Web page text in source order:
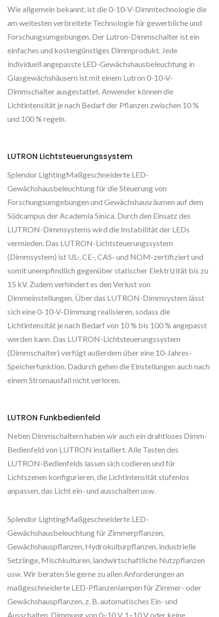
Wie allgemein bekannt, ist die 0-10-V-Dimmtechnologie die
am weitesten verbreitete Technologie für gewerbliche und
Forschungsumgebungen. Der Lutron-Dimmschalter ist ein
einfaches und kostengünstiges Dimmprodukt. Jede
individuell angepasste LED-Gewächshausbeleuchtung in
Glasgewächshäusern ist mit einem Lutron 0-10-V-
Dimmschalter ausgestattet. Anwender können die
Lichtintensität je nach Bedarf der Pflanzen zwischen 10 %
und 100 % regeln.
LUTRON Lichtsteuerungssystem
Splendor LightingMaßgeschneiderte LED-
Gewächshausbeleuchtung für die Steuerung von
Forschungsumgebungen und Gewächshausräumen auf dem
Südcampus der Academia Sinica. Durch den Einsatz des
LUTRON-Dimmsystems wird die Instabilität der LEDs
vermieden. Das LUTRON-Lichtsteuerungssystem
(Dimmsystem) ist UL-, CE-, CAS- und NOM-zertifiziert und
somit unempfindlich gegenüber statischer Elektrizität bis zu
15 kV. Zudem verhindert es den Verlust von
Dimmeinstellungen. Über das LUTRON-Dimmsystem lässt
sich eine 0-10-V-Dimmung realisieren, sodass die
Lichtintensität je nach Bedarf von 10 % bis 100 % angepasst
werden kann. Das LUTRON-Lichtsteuerungssystem
(Dimmschalter) verfügt außerdem über eine 10-Jahres-
Speicherfunktion. Dadurch gehen die Einstellungen auch nach
einem Stromausfall nicht verloren.
LUTRON Funkbedienfeld
Neben Dimmschaltern haben wir auch ein drahtloses Dimm-
Bedienfeld von LUTRON installiert. Alle Tasten des
LUTRON-Bedienfelds lassen sich codieren und für
Lichtszenen konfigurieren, die Lichtintensität stufenlos
anpassen, das Licht ein- und ausschalten usw.
Splendor LightingMaßgeschneiderte LED-
Gewächshausbeleuchtung für Zimmerpflanzen,
Gewächshauspflanzen, Hydrokulturpflanzen, industrielle
Setzlinge, Mischkulturen, landwirtschaftliche Nutzpflanzen
usw. Wir beraten Sie gerne zu allen Anforderungen an
maßgeschneiderte LED-Pflanzenlampen für Zimmer- oder
Gewächshauspflanzen, z. B. automatisches Ein- und
Ausschalten, Dimmung von 0–10 V, 1–10 V oder keine